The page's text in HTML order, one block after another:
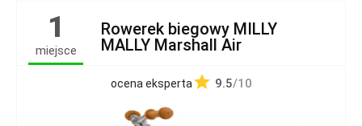
1
miejsce
Rowerek biegowy MILLY
MALLY Marshall Air
ocena eksperta 9.5/10